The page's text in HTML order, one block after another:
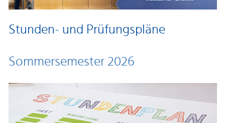
Stunden- und Prüfungspläne
Sommersemester 2026